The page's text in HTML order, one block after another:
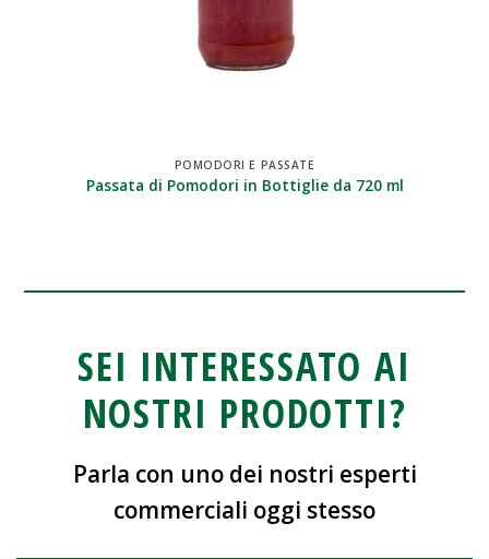
POMODORI E PASSATE
Passata di Pomodori in Bottiglie da 720 ml
SEI INTERESSATO AI
NOSTRI PRODOTTI?
Parla con uno dei nostri esperti
commerciali oggi stesso